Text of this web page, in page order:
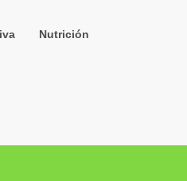
Nutrición